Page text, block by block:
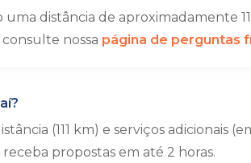
distância de aproximadamente
nossa página de perguntas
(111 km) e serviços adicionais
receba propostas em até 2 horas.